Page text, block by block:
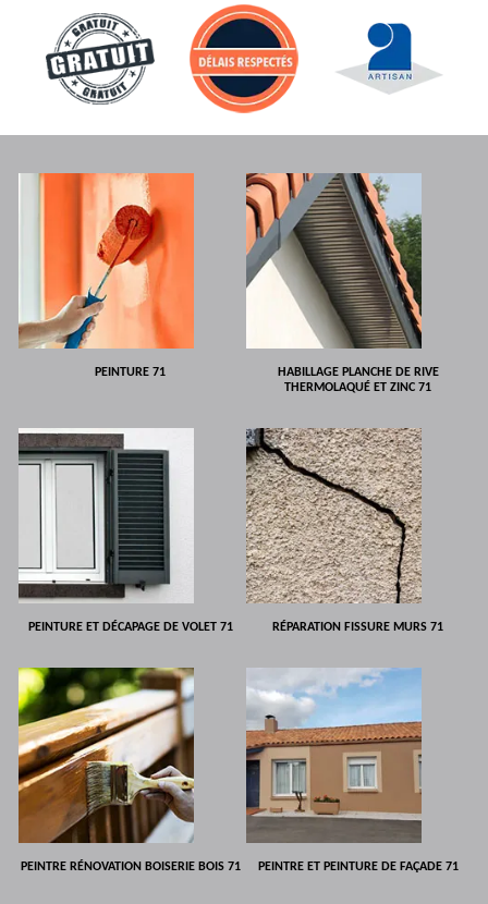
PEINTURE 71
HABILLAGE PLANCHE DE RIVE
THERMOLAQUÉ ET ZINC 71
PEINTURE ET DÉCAPAGE DE VOLET 71 RÉPARATION FISSURE MURS 71
PEINTRE RÉNOVATION BOISERIE BOIS 71 PEINTRE ET PEINTURE DE FAÇADE 71